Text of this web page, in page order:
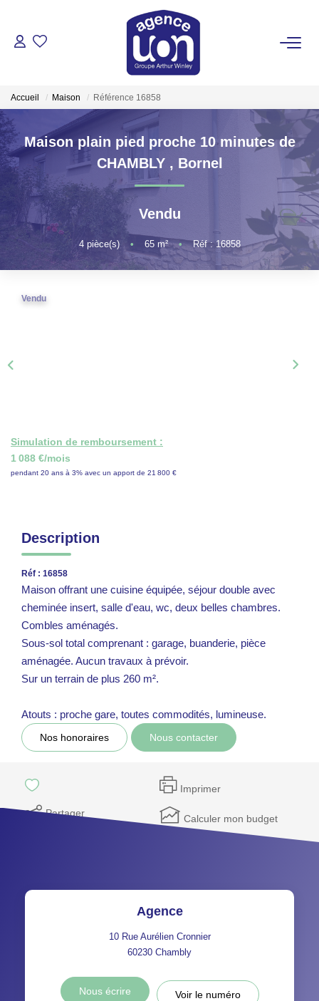
ACHETER
LOUER
GÉRER
ESTIMER
VOTRE AGENCE
Accueil Maison Référence 16858
Maison plain pied proche 10 minutes de
CHAMBLY , Bornel
Vendu
4pièce(s) • 65m² • Réf : 16858
Vendu
Simulation de remboursement :
1 088 €/mois
pendant 20 ans à 3% avec un apport de 21 800 €
Description
Réf : 16858
Maison offrant une cuisine équipée, séjour double avec
cheminée insert, salle d'eau, wc, deux belles chambres.
Combles aménagés.
Sous-sol total comprenant : garage, buanderie, pièce
aménagée. Aucun travaux à prévoir.
Sur un terrain de plus 260 m².
Atouts : proche gare, toutes commodités, lumineuse.
Nos honoraires Nous contacter
Imprimer
Partager Calculer mon budget
Agence
10 Rue Aurélien Cronnier
60230 Chambly
Nous écrire Voir le numéro